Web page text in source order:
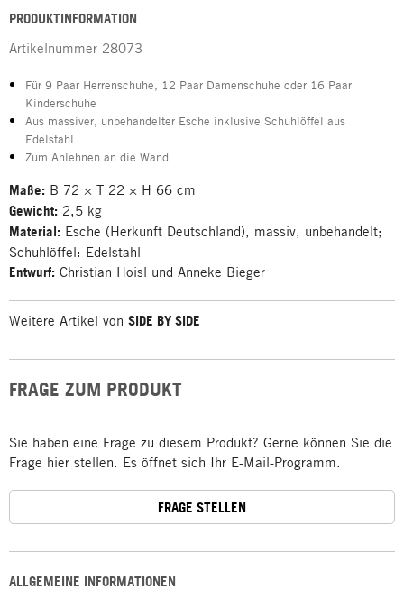
ALLGEMEINE INFORMATIONEN
PRODUKTINFORMATION
Artikelnummer 28073
Für 9 Paar Herrenschuhe, 12 Paar Damenschuhe oder 16 Paar
Kinderschuhe
Aus massiver, unbehandelter Esche inklusive Schuhlöffel aus
Edelstahl
Zum Anlehnen an die Wand
Maße: B 72 × T 22 × H 66 cm
Gewicht: 2,5 kg
Material: Esche (Herkunft Deutschland), massiv, unbehandelt;
Schuhlöffel: Edelstahl
Entwurf: Christian Hoisl und Anneke Bieger
Weitere Artikel von SIDE BY SIDE
FRAGE ZUM PRODUKT
Sie haben eine Frage zu diesem Produkt? Gerne können Sie die
Frage hier stellen. Es öffnet sich Ihr E-Mail-Programm.
FRAGE STELLEN